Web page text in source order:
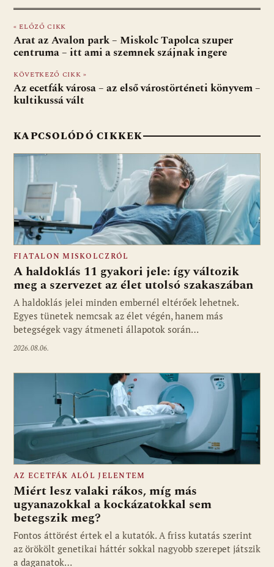
e
b
o
o
k
er at
s
A
p
p
d
di
t
ai
l
t za
m
e
« ELŐZŐ CIKK
Arat az Avalon park – Miskolc Tapolca szuper
centruma – itt ami a szemnek szájnak ingere
KÖVETKEZŐ CIKK »
Az ecetfák városa – az első várostörténeti könyvem –
kultikussá vált
KAPCSOLÓDÓ CIKKEK
FIATALON MISKOLCZRÓL
A haldoklás 11 gyakori jele: így változik
meg a szervezet az élet utolsó szakaszában
A haldoklás jelei minden embernél eltérőek lehetnek.
Egyes tünetek nemcsak az élet végén, hanem más
betegségek vagy átmeneti állapotok során…
2026.08.06.
AZ ECETFÁK ALÓL JELENTEM
Miért lesz valaki rákos, míg más
ugyanazokkal a kockázatokkal sem
betegszik meg?
Fontos áttörést értek el a kutatók. A friss kutatás szerint
az örökölt genetikai háttér sokkal nagyobb szerepet játszik
a daganatok…